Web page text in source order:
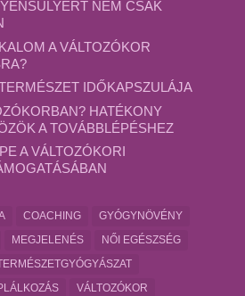
NEM CSAK
A VÁLTOZÓKOR
IDŐKAPSZULÁJA
HATÉKONY
A TOVÁBBLÉPÉSHEZ
A VÁLTOZÓKORI
COACHING
GYÓGYNÖVÉNY
MEGJELENÉS
NŐI EGÉSZSÉG
VÁLTOZÓKOR